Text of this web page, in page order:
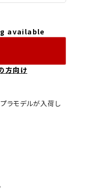
available
方向け
ラモデルが入荷し